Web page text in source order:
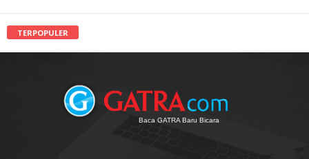
TERPOPULER
Baca GATRA Baru Bicara